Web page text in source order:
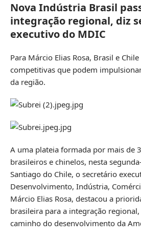
Nova Indústria Brasil
integração regional, diz
executivo do MDIC
Para Márcio Elias Rosa, Brasil e
competitivas que podem
da região.
A uma plateia formada por mais de
brasileiros e chinelos, nesta
Santiago do Chile, o secretário
Desenvolvimento, Indústria,
Márcio Elias Rosa, destacou a
brasileira para a integração
caminho do desenvolvimento da